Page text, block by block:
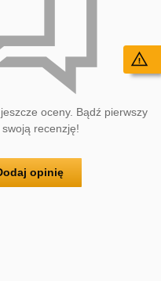
oceny. Bądź pierwszy
recenzję!
opinię